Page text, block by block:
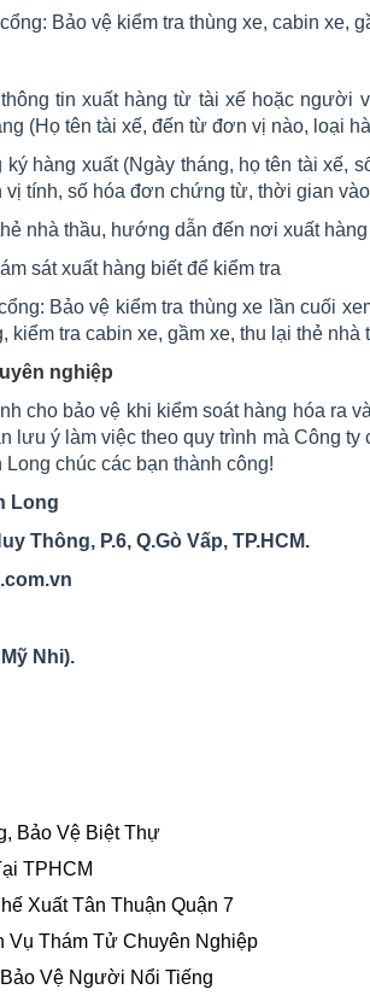
Bảo vệ kiểm tra thùng xe, cabin xe,
tin xuất hàng từ tài xế hoặc người
(Họ tên tài xế, đến từ đơn vị nào, loại
hàng xuất (Ngày tháng, họ tên tài xế,
tính, số hóa đơn chứng từ, thời gian
nhà thầu, hướng dẫn đến nơi xuất hàng
sát xuất hàng biết để kiểm tra
Bảo vệ kiểm tra thùng xe lần cuối
kiểm tra cabin xe, gầm xe, thu lại thẻ nhà
nghiệp
cho bảo vệ khi kiểm soát hàng hóa ra
lưu ý làm việc theo quy trình mà Công
chúc các bạn thành công!
Long
Thông, P.6, Q.Gò Vấp, TP.HCM.
Nhi).
Bảo Vệ Biệt Thự
TPHCM
Xuất Tân Thuận Quận 7
Vụ Thám Tử Chuyên Nghiệp
Vệ Người Nổi Tiếng